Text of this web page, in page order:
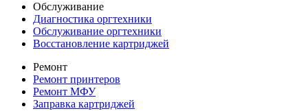
Обслуживание
Диагностика оргтехники
Обслуживание оргтехники
Восстановление картриджей
Ремонт
Ремонт принтеров
Ремонт МФУ
Заправка картриджей